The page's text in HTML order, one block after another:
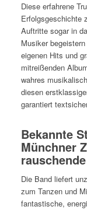
Diese erfahrene
Erfolgsgeschichte
Auftritte sogar in
Musiker
eigenen Hits und
mitreißenden
wahres
diesen
garantiert
Bekannte
Münchner
Die Band liefert
zum Tanzen und
fantastische,